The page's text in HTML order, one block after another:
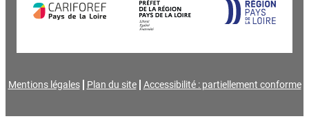
Mentions légales Plan du site Accessibilité : partiellement conforme